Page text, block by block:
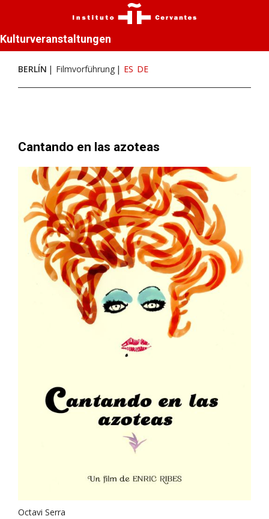
Kulturveranstaltungen
BERLÍN Filmvorführung ES DE
Cantando en las azoteas
Octavi Serra